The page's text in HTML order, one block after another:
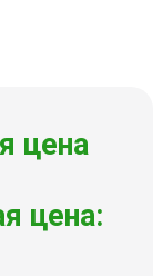
цена
цена: